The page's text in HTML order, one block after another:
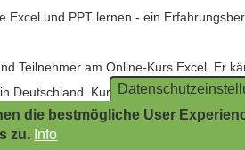
Excel und PPT lernen - ein
Teilnehmer am Online-Kurs Excel. Er
Deutschland. Kurzerhand erstellt diese
aufgezeichnet werden. Sie sendet
angesehen hat, kann er die Aufgabe
die bestmögliche User
zu. Info